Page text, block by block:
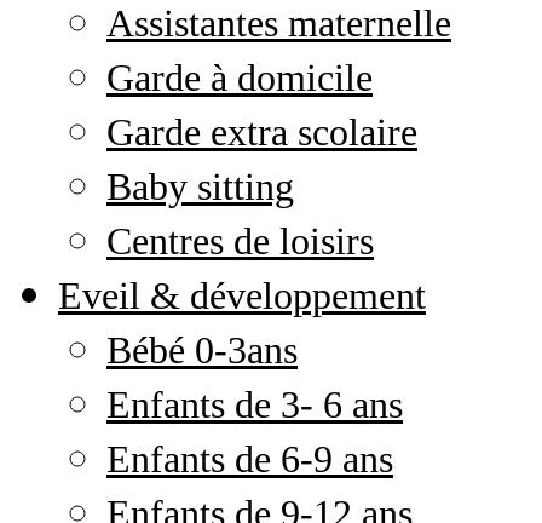
Assistantes maternelle
Garde à domicile
Garde extra scolaire
Baby sitting
Centres de loisirs
Eveil & développement
Bébé 0-3ans
Enfants de 3- 6 ans
Enfants de 6-9 ans
Enfants de 9-12 ans